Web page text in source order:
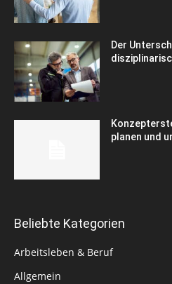
Der
planen und
Beliebte Kategorien
Arbeitsleben & Beruf
Allgemein